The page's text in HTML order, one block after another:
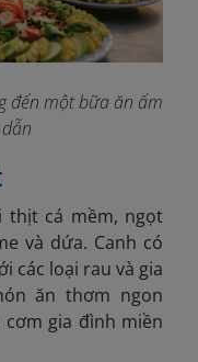
đến một bữa ăn ấm
thịt cá mềm, ngọt
và dứa. Canh có
các loại rau và gia
ăn thơm ngon
gia đình miền